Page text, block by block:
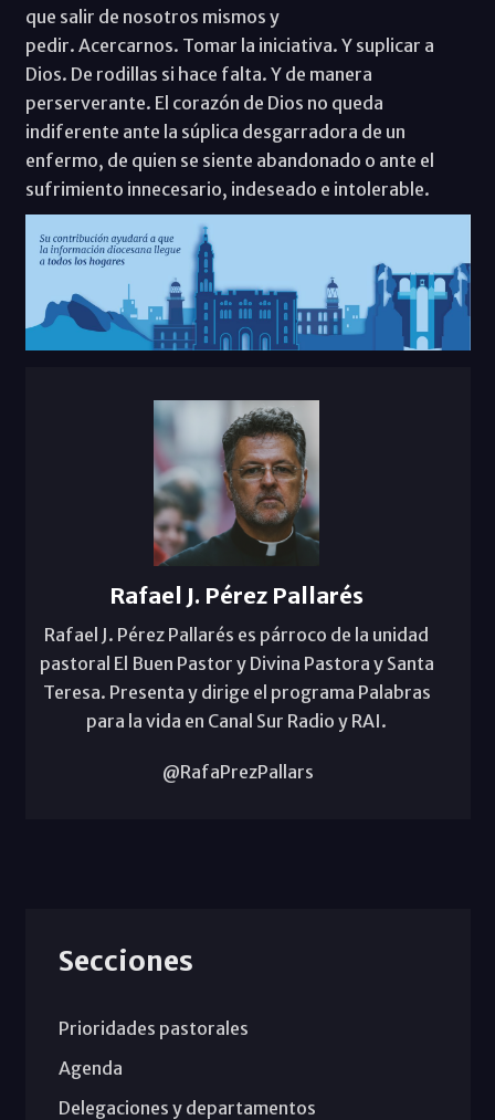
que salir de nosotros mismos y
pedir. Acercarnos. Tomar la iniciativa. Y suplicar a
Dios. De rodillas si hace falta. Y de manera
perserverante. El corazón de Dios no queda
indiferente ante la súplica desgarradora de un
enfermo, de quien se siente abandonado o ante el
sufrimiento innecesario, indeseado e intolerable.
Rafael J. Pérez Pallarés
Rafael J. Pérez Pallarés es párroco de la unidad
pastoral El Buen Pastor y Divina Pastora y Santa
Teresa. Presenta y dirige el programa Palabras
para la vida en Canal Sur Radio y RAI.
@RafaPrezPallars
Secciones
Prioridades pastorales
Agenda
Delegaciones y departamentos